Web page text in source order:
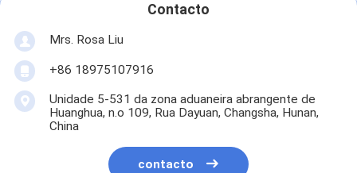
Contacto
Mrs. Rosa Liu
+86 18975107916
Unidade 5-531 da zona aduaneira abrangente de
Huanghua, n.o 109, Rua Dayuan, Changsha, Hunan,
China
contacto